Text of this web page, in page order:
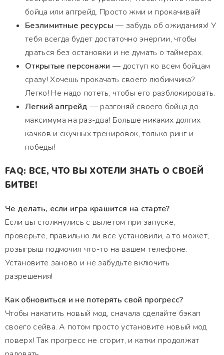
бойца или апгрейд. Просто жми и прокачивай!
Безлимитные ресурсы — забудь об ожиданиях! У
тебя всегда будет достаточно энергии, чтобы
драться без остановки и не думать о таймерах.
Открытые персонажи — доступ ко всем бойцам
сразу! Хочешь прокачать своего любимчика?
Легко! Не надо потеть, чтобы его разблокировать.
Легкий апгрейд — разгоняй своего бойца до
максимума на раз-два! Больше никаких долгих
качков и скучных тренировок, только ринг и
победы!
FAQ: ВСЕ, ЧТО ВЫ ХОТЕЛИ ЗНАТЬ О СВОЕЙ
БИТВЕ!
Че делать, если игра крашится на старте?
Если вы столкнулись с вылетом при запуске,
проверьте, правильно ли все установили, а то может,
розыгрыш подмочил что-то на вашем телефоне.
Установите заново и не забудьте включить
разрешения!
Как обновиться и не потерять свой прогресс?
Чтобы накатить новый мод, сначала сделайте бэкап
своего сейва. А потом просто установите новый мод
поверх! Так прогресс не сгорит, и катки продолжат